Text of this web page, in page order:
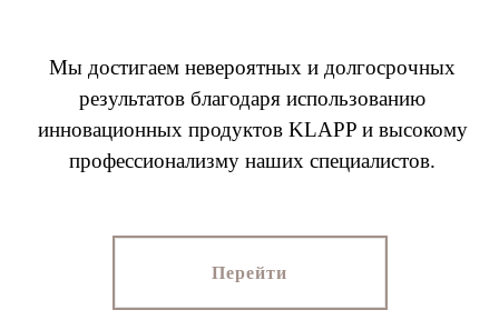
Мы достигаем невероятных и долгосрочных
результатов благодаря использованию
инновационных продуктов KLAPP и высокому
профессионализму наших специалистов.
Перейти